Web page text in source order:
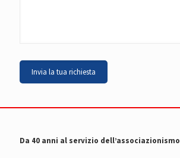
Da 40 anni al servizio dell’associazionismo